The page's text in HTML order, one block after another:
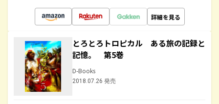
詳細を見る
とろとろトロピカル ある旅の記録と
記憶。 第5巻
D-Books
2018.07.26 発売